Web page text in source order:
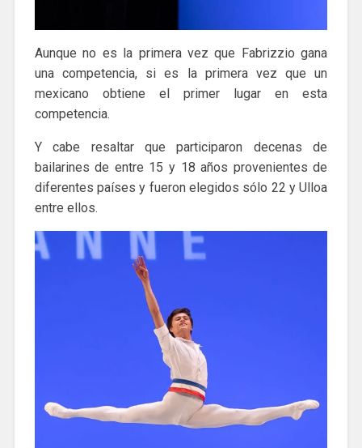
Aunque no es la primera vez que Fabrizzio gana
una competencia, si es la primera vez que un
mexicano obtiene el primer lugar en esta
competencia.
Y cabe resaltar que participaron decenas de
bailarines de entre 15 y 18 años provenientes de
diferentes países y fueron elegidos sólo 22 y Ulloa
entre ellos.